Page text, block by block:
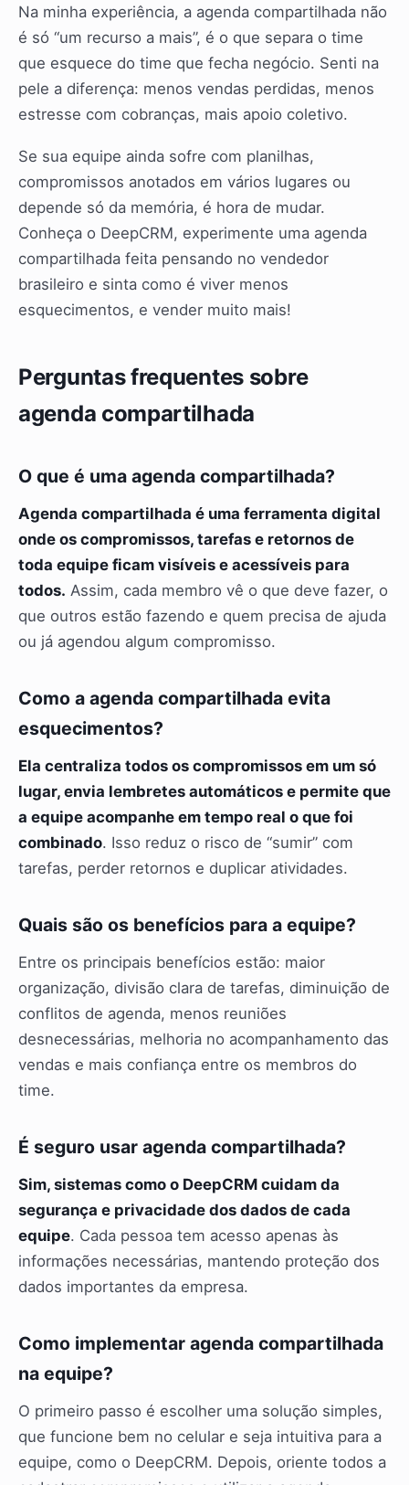
Na minha experiência, a agenda compartilhada não
é só “um recurso a mais”, é o que separa o time
que esquece do time que fecha negócio. Senti na
pele a diferença: menos vendas perdidas, menos
estresse com cobranças, mais apoio coletivo.
Se sua equipe ainda sofre com planilhas,
compromissos anotados em vários lugares ou
depende só da memória, é hora de mudar.
Conheça o DeepCRM, experimente uma agenda
compartilhada feita pensando no vendedor
brasileiro e sinta como é viver menos
esquecimentos, e vender muito mais!
Perguntas frequentes sobre
agenda compartilhada
O que é uma agenda compartilhada?
Agenda compartilhada é uma ferramenta digital
onde os compromissos, tarefas e retornos de
toda equipe ficam visíveis e acessíveis para
todos. Assim, cada membro vê o que deve fazer, o
que outros estão fazendo e quem precisa de ajuda
ou já agendou algum compromisso.
Como a agenda compartilhada evita
esquecimentos?
Ela centraliza todos os compromissos em um só
lugar, envia lembretes automáticos e permite que
a equipe acompanhe em tempo real o que foi
combinado. Isso reduz o risco de “sumir” com
tarefas, perder retornos e duplicar atividades.
Quais são os benefícios para a equipe?
Entre os principais benefícios estão: maior
organização, divisão clara de tarefas, diminuição de
conflitos de agenda, menos reuniões
desnecessárias, melhoria no acompanhamento das
vendas e mais confiança entre os membros do
time.
É seguro usar agenda compartilhada?
Sim, sistemas como o DeepCRM cuidam da
segurança e privacidade dos dados de cada
equipe. Cada pessoa tem acesso apenas às
informações necessárias, mantendo proteção dos
dados importantes da empresa.
Como implementar agenda compartilhada
na equipe?
O primeiro passo é escolher uma solução simples,
que funcione bem no celular e seja intuitiva para a
equipe, como o DeepCRM. Depois, oriente todos a